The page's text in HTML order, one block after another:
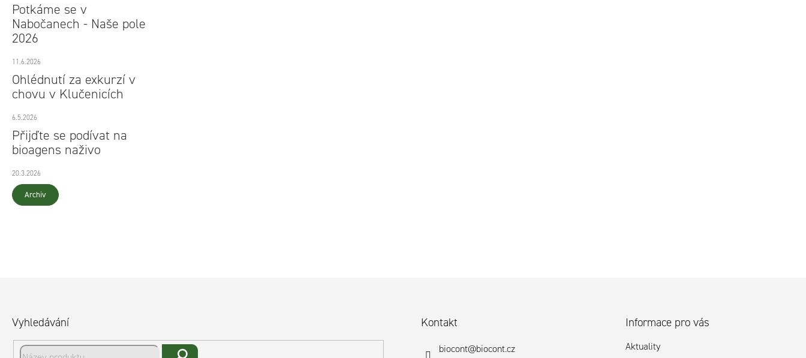
Potkáme se v
Nabočanech - Naše pole
2026
11.6.2026
Ohlédnutí za exkurzí v
chovu v Klučenicích
6.5.2026
Přijďte se podívat na
bioagens naživo
20.3.2026
Archiv
Vyhledávání Kontakt
biocont@biocont.cz
Informace pro vás
Aktuality